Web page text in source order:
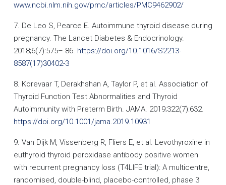
www.ncbi.nlm.nih.gov/pmc/articles/PMC9462902/
7. De Leo S, Pearce E. Autoimmune thyroid disease during
pregnancy. The Lancet Diabetes & Endocrinology.
2018;6(7):575– 86. https://doi.org/10.1016/S2213-
8587(17)30402-3
8. Korevaar T, Derakhshan A, Taylor P, et al. Association of
Thyroid Function Test Abnormalities and Thyroid
Autoimmunity with Preterm Birth. JAMA. 2019;322(7):632.
https://doi.org/10.1001/jama.2019.10931
9. Van Dijk M, Vissenberg R, Fliers E, et al. Levothyroxine in
euthyroid thyroid peroxidase antibody positive women
with recurrent pregnancy loss (T4LIFE trial): A multicentre,
randomised, double-blind, placebo-controlled, phase 3